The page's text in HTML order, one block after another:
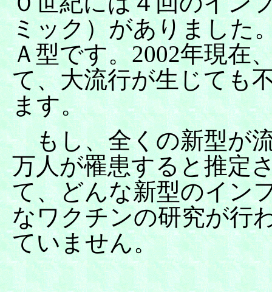
ミック）がありました
Ａ型です。2002年現在
て、大流行が生じても
ます。
もし、全くの新型が流
万人が罹患すると推定
て、どんな新型のイン
なワクチンの研究が行
ていません。